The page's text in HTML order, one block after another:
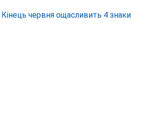
Кінець червня ощасливить 4 знаки